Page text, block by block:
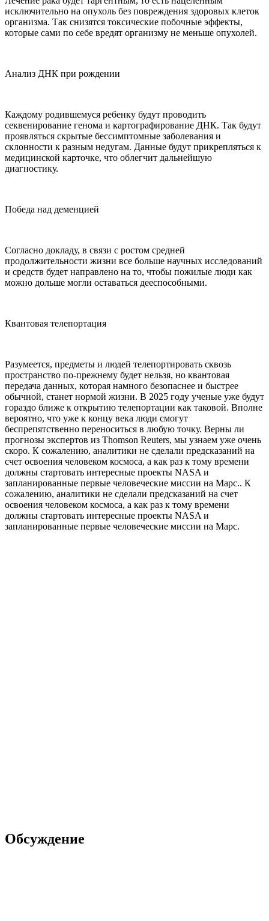
исключительно на опухоль без повреждения здоровых клеток
организма. Так снизятся токсические побочные эффекты,
которые сами по себе вредят организму не меньше опухолей.
Анализ ДНК при рождении
Каждому родившемуся ребенку будут проводить
секвенирование генома и картографирование ДНК. Так будут
проявляться скрытые бессимптомные заболевания и
склонности к разным недугам. Данные будут прикрепляться к
медицинской карточке, что облегчит дальнейшую
диагностику.
Победа над деменцией
Согласно докладу, в связи с ростом средней
продолжительности жизни все больше научных исследований
и средств будет направлено на то, чтобы пожилые люди как
можно дольше могли оставаться дееспособными.
Квантовая телепортация
Разумеется, предметы и людей телепортировать сквозь
пространство по-прежнему будет нельзя, но квантовая
передача данных, которая намного безопаснее и быстрее
обычной, станет нормой жизни. В 2025 году ученые уже будут
гораздо ближе к открытию телепортации как таковой. Вполне
вероятно, что уже к концу века люди смогут
беспрепятственно переноситься в любую точку. Верны ли
прогнозы экспертов из Thomson Reuters, мы узнаем уже очень
скоро. К сожалению, аналитики не сделали предсказаний на
счет освоения человеком космоса, а как раз к тому времени
должны стартовать интересные проекты NASA и
запланированные первые человеческие миссии на Марс.. К
сожалению, аналитики не сделали предсказаний на счет
освоения человеком космоса, а как раз к тому времени
должны стартовать интересные проекты NASA и
запланированные первые человеческие миссии на Марс.
Обсуждение